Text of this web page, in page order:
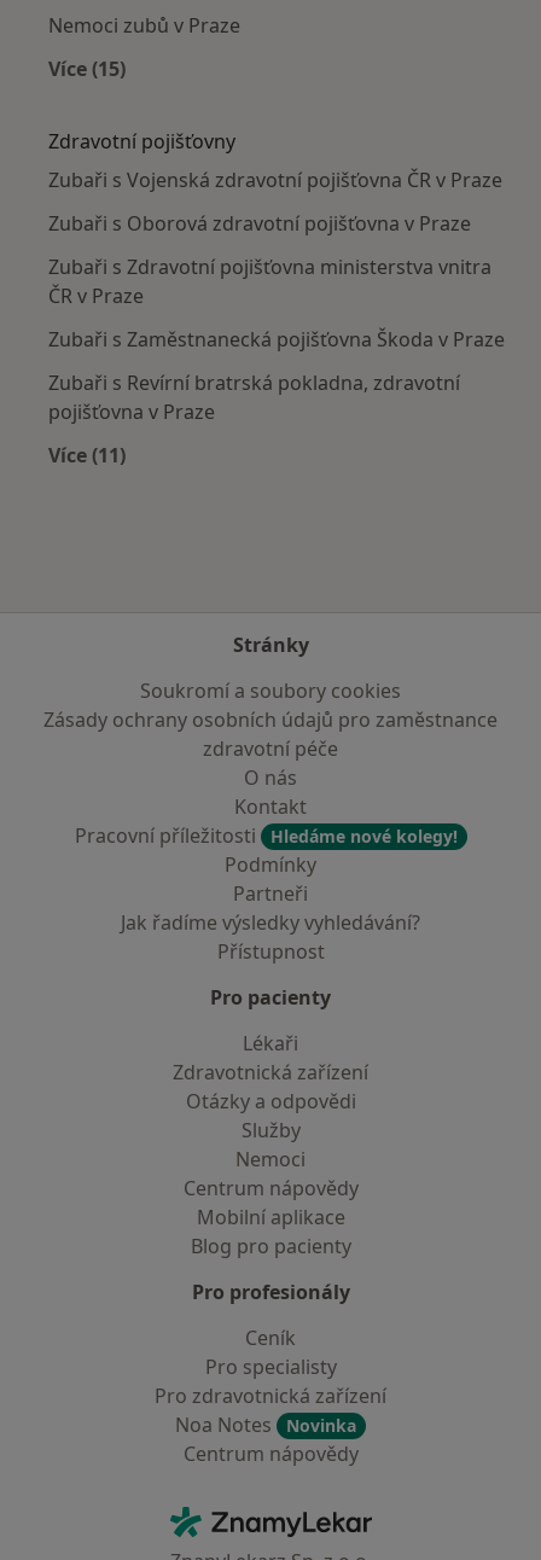
Nemoci zubů v Praze
Více (15)
Zdravotní pojišťovny
Zubaři s Vojenská zdravotní pojišťovna ČR v Praze
Zubaři s Oborová zdravotní pojišťovna v Praze
Zubaři s Zdravotní pojišťovna ministerstva vnitra
ČR v Praze
Zubaři s Zaměstnanecká pojišťovna Škoda v Praze
Zubaři s Revírní bratrská pokladna, zdravotní
pojišťovna v Praze
Více (11)
Stránky
Soukromí a soubory cookies
Zásady ochrany osobních údajů pro zaměstnance
zdravotní péče
O nás
Kontakt
Pracovní příležitosti
Hledáme nové kolegy!
Podmínky
Partneři
Jak řadíme výsledky vyhledávání?
Přístupnost
Pro pacienty
Lékaři
Zdravotnická zařízení
Otázky a odpovědi
Služby
Nemoci
Centrum nápovědy
Mobilní aplikace
Blog pro pacienty
Pro profesionály
Ceník
Pro specialisty
Pro zdravotnická zařízení
Noa Notes
Novinka
Centrum nápovědy
ZnamyLekar - Hlavní stránka